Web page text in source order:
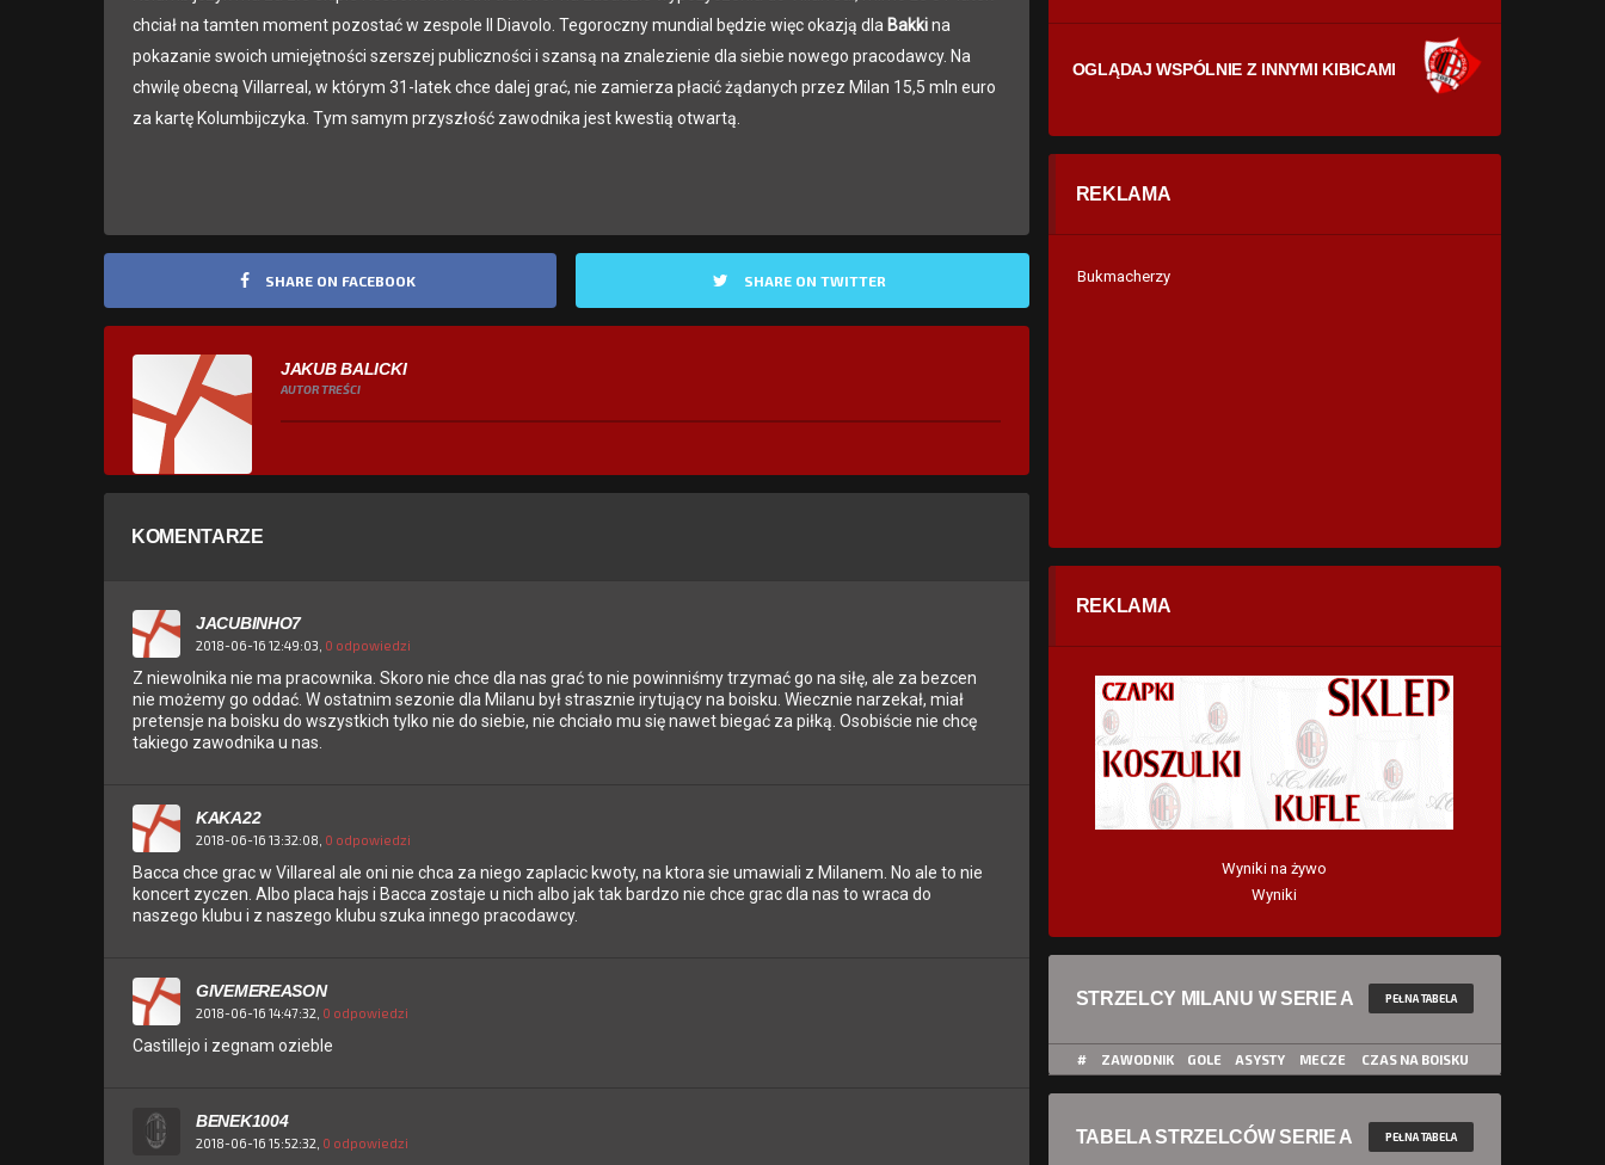
chciał na tamten moment pozostać w zespole Il Diavolo. Tegoroczny mundial będzie więc okazją dla Bakkina
pokazanie swoich umiejętności szerszej publiczności i szansą na znalezienie dla siebie nowego pracodawcy. Na
chwilę obecną Villarreal, w którym 31-latek chce dalej grać, nie zamierza płacić żądanych przez Milan 15,5 mln euro
za kartę Kolumbijczyka. Tym samym przyszłość zawodnika jest kwestią otwartą.
SHARE ON FACEBOOK SHARE ON TWITTER
JAKUB BALICKI
AUTOR TREŚCI
KOMENTARZE
JACUBINHO7
2018-06-16 12:49:03, 0 odpowiedzi
Z niewolnika nie ma pracownika. Skoro nie chce dla nas grać to nie powinniśmy trzymać go na siłę, ale za bezcen
nie możemy go oddać. W ostatnim sezonie dla Milanu był strasznie irytujący na boisku. Wiecznie narzekał, miał
pretensje na boisku do wszystkich tylko nie do siebie, nie chciało mu się nawet biegać za piłką. Osobiście nie chcę
takiego zawodnika u nas.
KAKA22
2018-06-16 13:32:08, 0 odpowiedzi
Bacca chce grac w Villareal ale oni nie chca za niego zaplacic kwoty, na ktora sie umawiali z Milanem. No ale to nie
koncert zyczen. Albo placa hajs i Bacca zostaje u nich albo jak tak bardzo nie chce grac dla nas to wraca do
naszego klubu i z naszego klubu szuka innego pracodawcy.
GIVEMEREASON
2018-06-16 14:47:32, 0 odpowiedzi
Castillejo i zegnam ozieble
BENEK1004
2018-06-16 15:52:32, 0 odpowiedzi
OGLĄDAJ WSPÓLNIE Z INNYMI KIBICAMI
REKLAMA
Bukmacherzy
REKLAMA
Wyniki na żywo
Wyniki
STRZELCY MILANU W SERIE A PEŁNA TABELA
# ZAWODNIK GOLE ASYSTY MECZE CZAS NA BOISKU
TABELA STRZELCÓW SERIE A PEŁNA TABELA